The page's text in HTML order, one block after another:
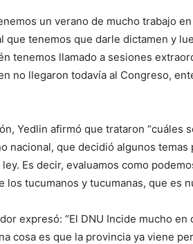
un verano de mucho trabajo
que tenemos que darle dictamen y
tenemos llamado a sesiones
no llegaron todavía al Congreso,
Yedlin afirmó que trataron “cuáles
nacional, que decidió algunos
Es decir, evaluamos como
tucumanos y tucumanas, que es
expresó: “El DNU Incide mucho en
cosa es que la provincia ya viene